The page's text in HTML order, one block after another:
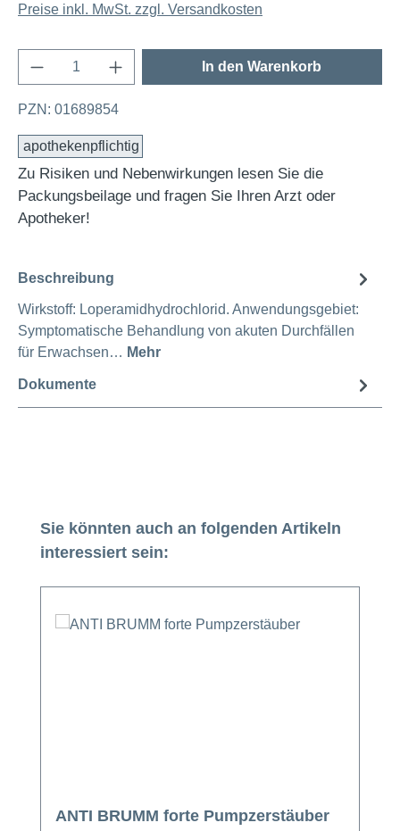
Preise inkl. MwSt. zzgl. Versandkosten
Produkt Anzahl: Gib den gewünschten
In den Warenkorb
PZN: 01689854
apothekenpflichtig
Zu Risiken und Nebenwirkungen lesen Sie die
Packungsbeilage und fragen Sie Ihren Arzt oder
Apotheker!
Beschreibung
Wirkstoff: Loperamidhydrochlorid. Anwendungsgebiet:
Symptomatische Behandlung von akuten Durchfällen
für Erwachsen… Mehr
Dokumente
Produktgalerie überspringen
Sie könnten auch an folgenden Artikeln
interessiert sein:
ANTI BRUMM forte Pumpzerstäuber